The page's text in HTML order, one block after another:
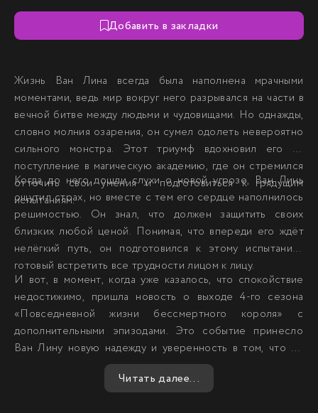
Добавить в закладки
Жизнь Ван Лина всегда была наполнена мрачными
моментами, ведь мир вокруг него разрывался на части в
вечной битве между людьми и чудовищами. Но однажды,
словно молния озарения, он сумел одолеть невероятно
сильного монстра. Этот триумф вдохновил его на
поступление в магическую академию, где он стремился
отточить свои умения и подготовиться к грядущим
испытаниям.
Когда до него дошли слухи о новой угрозе, Ван Линь
ощутил страх, но вместе с тем его сердце наполнилось
решимостью. Он знал, что должен защитить своих
близких любой ценой. Понимая, что впереди его ждёт
нелёгкий путь, он подготовился к этому испытанию,
готовый встретить все трудности лицом к лицу.
И вот, в момент, когда уже казалось, что спокойствие
недостижимо, пришла новость о выходе 4-го сезона
«Повседневной жизни бессмертного короля» с
дополнительными эпизодами. Это событие принесло
Ван Лину новую надежду и уверенность в том, что он
справится с любыми преградами. Его история
продолжалась, полная взлётов и падений, радости и
Читать далее...